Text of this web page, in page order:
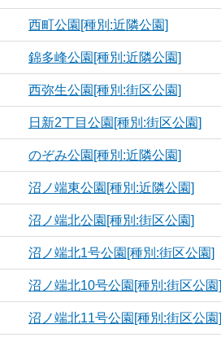
西町公園[種別:近隣公園]
錦多峰公園[種別:近隣公園]
西弥生公園[種別:街区公園]
日新2丁目公園[種別:街区公園]
のぞみ公園[種別:近隣公園]
沼ノ端東公園[種別:近隣公園]
沼ノ端北公園[種別:街区公園]
沼ノ端北1号公園[種別:街区公園]
沼ノ端北10号公園[種別:街区公園]
沼ノ端北11号公園[種別:街区公園]